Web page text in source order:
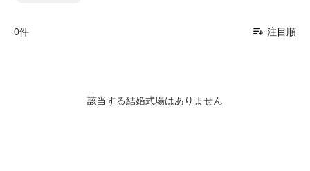
0件 注目順
該当する結婚式場はありません